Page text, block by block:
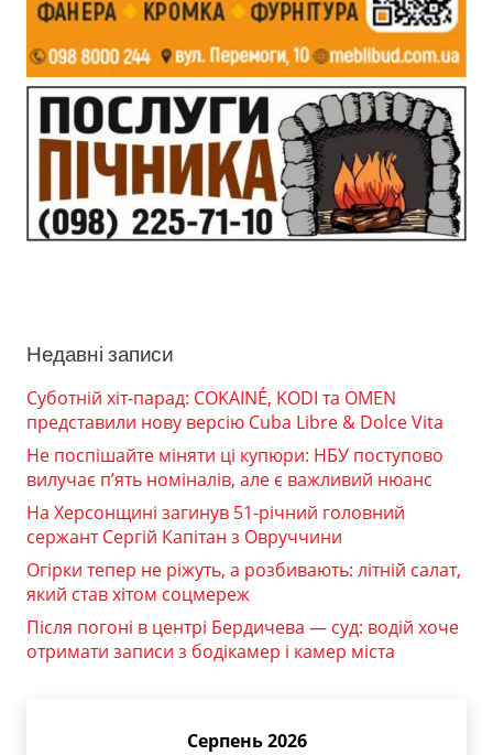
Недавні записи
Суботній хіт-парад: COKAINÉ, KODI та OMEN
представили нову версію Cuba Libre & Dolce Vita
Не поспішайте міняти ці купюри: НБУ поступово
вилучає п’ять номіналів, але є важливий нюанс
На Херсонщині загинув 51-річний головний
сержант Сергій Капітан з Овруччини
Огірки тепер не ріжуть, а розбивають: літній салат,
який став хітом соцмереж
Після погоні в центрі Бердичева — суд: водій хоче
отримати записи з бодікамер і камер міста
Серпень 2026